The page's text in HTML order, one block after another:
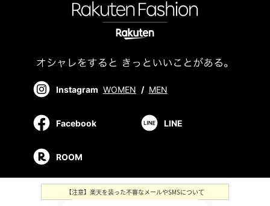
Instagram WOMEN / MEN
Facebook LINE
ROOM
【注意】楽天を装った不審なメールやSMSについて